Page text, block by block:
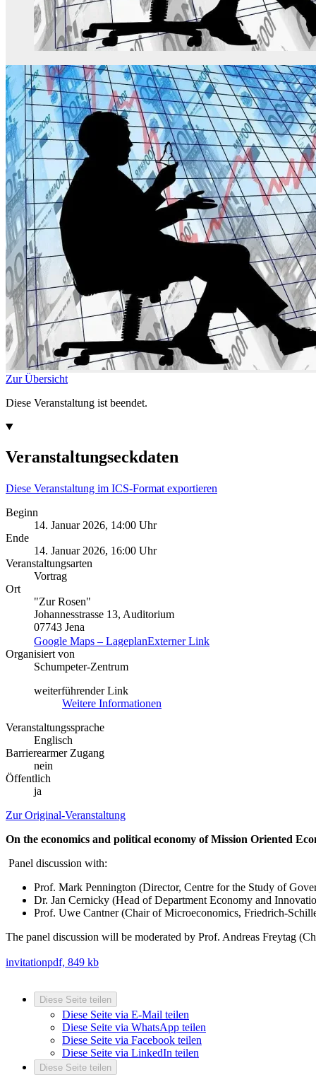
Zur Übersicht
Diese Veranstaltung ist beendet.
Veranstaltungseckdaten
Diese Veranstaltung im ICS-Format exportieren
Beginn
14. Januar 2026, 14:00 Uhr
Ende
14. Januar 2026, 16:00 Uhr
Veranstaltungsarten
Vortrag
Ort
"Zur Rosen"
Johannesstrasse 13, Auditorium
07743 Jena
Google Maps – LageplanExterner Link
Organisiert von
Schumpeter-Zentrum
weiterführender Link
Weitere Informationen
Veranstaltungssprache
Englisch
Barrierearmer Zugang
nein
Öffentlich
ja
Zur Original-Veranstaltung
On the economics and political economy of Mission Oriented
Panel discussion with:
Prof. Mark Pennington (Director, Centre for the Study of
Dr. Jan Cernicky (Head of Department Economy and
Prof. Uwe Cantner (Chair of Microeconomics, Friedrich-
The panel discussion will be moderated by Prof. Andreas Freytag
invitationpdf, 849 kb
Diese Seite teilen
Diese Seite via E-Mail teilen
Diese Seite via WhatsApp teilen
Diese Seite via Facebook teilen
Diese Seite via LinkedIn teilen
Diese Seite teilen